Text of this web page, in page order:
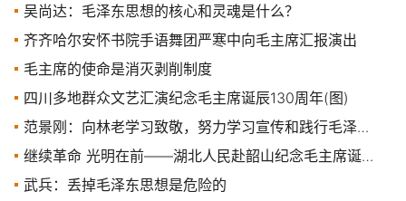
吴尚达：毛泽东思想的核心和灵魂是什么？
齐齐哈尔安怀书院手语舞团严寒中向毛主席汇报演出
毛主席的使命是消灭剥削制度
四川多地群众文艺汇演纪念毛主席诞辰130周年(图)
范景刚：向林老学习致敬，努力学习宣传和践行毛泽东思想
继续革命 光明在前——湖北人民赴韶山纪念毛主席诞辰130周年纪实
武兵：丢掉毛泽东思想是危险的